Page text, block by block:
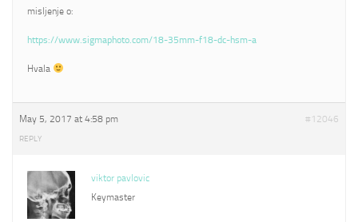
misljenje o:
https://www.sigmaphoto.com/18-35mm-f18-dc-hsm-a
Hvala
May 5, 2017 at 4:58 pm #12046
REPLY
viktor pavlovic
Keymaster